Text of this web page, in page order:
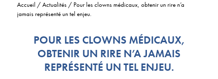
Accueil /Actualités / Pour les clowns médicaux, obtenir un rire n’a
jamais représenté un tel enjeu.
POUR LES CLOWNS MÉDICAUX,
OBTENIR UN RIRE N’A JAMAIS
REPRÉSENTÉ UN TEL ENJEU.